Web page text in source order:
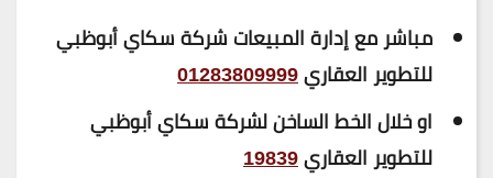
مباشر مع إدارة المبيعات شركة سكاي أبوظبي
للتطوير العقاري01283809999
او خلال الخط الساخن لشركة سكاي أبوظبي
للتطوير العقاري19839